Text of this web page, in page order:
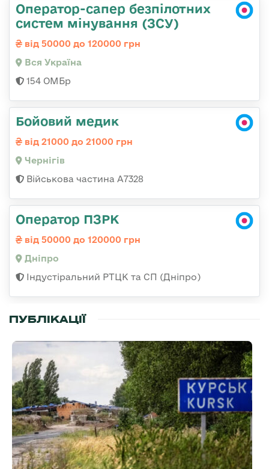
Оператор-сапер безпілотних
систем мінування (ЗСУ)
від 50000 до 120000 грн
Вся Україна
154 ОМБр
Бойовий медик
від 21000 до 21000 грн
Чернігів
Військова частина А7328
Оператор ПЗРК
від 50000 до 120000 грн
Дніпро
Індустіральний РТЦК та СП (Дніпро)
ПУБЛІКАЦІЇ